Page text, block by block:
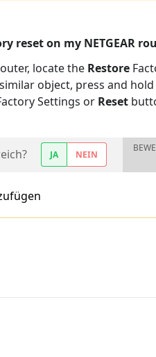
reset on my NETGEAR
locate the Restore
object, press and
Settings or Reset
JA NEIN